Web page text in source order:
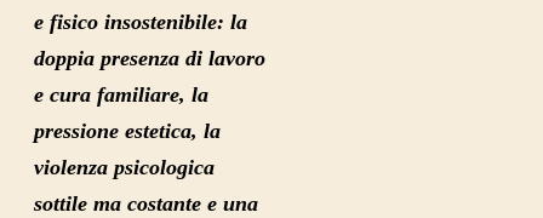
e fisico insostenibile: la
doppia presenza di lavoro
e cura familiare, la
pressione estetica, la
violenza psicologica
sottile ma costante e una